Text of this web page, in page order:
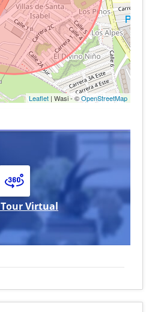
Leaflet | Wasi - ©OpenStreetMap
Tour Virtual